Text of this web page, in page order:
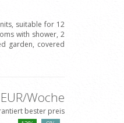
suitable for 12
with shower, 2
garden, covered
Woche
bester preis